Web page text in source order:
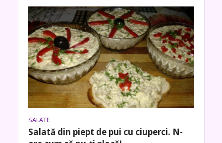
SALATE
Salată din piept de pui cu ciuperci. N-